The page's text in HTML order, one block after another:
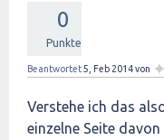
0
Punkte
Beantwortet5, Feb 2014von ✦
Verstehe ich das
einzelne Seite